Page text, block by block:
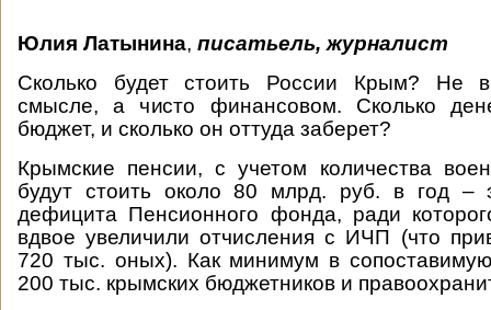
Юлия Латынина, писатьель, журналист
Сколько будет стоить России Крым? Не в
смысле, а чисто финансовом. Сколько
бюджет, и сколько он оттуда заберет?
Крымские пенсии, с учетом количества
будут стоить около 80 млрд. руб. в год –
дефицита Пенсионного фонда, ради
вдвое увеличили отчисления с ИЧП (что
720 тыс. оных). Как минимум в
200 тыс. крымских бюджетников и